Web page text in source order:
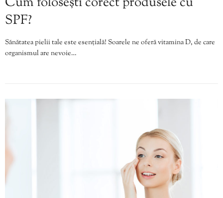
SPF?
Sănătatea pielii tale este esențială! Soarele ne oferă vitamina D, de care
organismul are nevoie…